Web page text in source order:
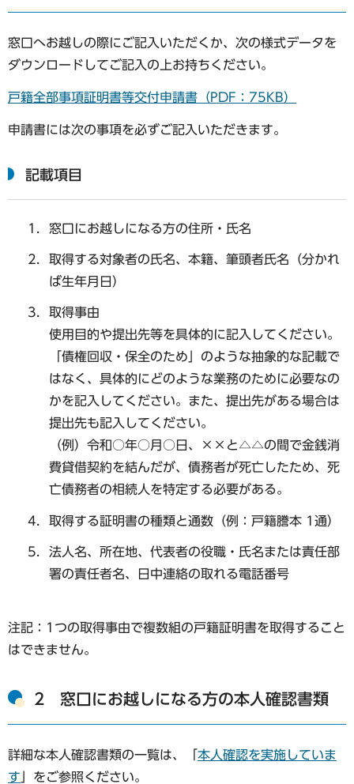
窓口へお越しの際にご記入いただくか、次の様式データを
ダウンロードしてご記入の上お持ちください。
戸籍全部事項証明書等交付申請書（PDF：75KB）
申請書には次の事項を必ずご記入いただきます。
記載項目
窓口にお越しになる方の住所・氏名
取得する対象者の氏名、本籍、筆頭者氏名（分かれ
ば生年月日）
取得事由
使用目的や提出先等を具体的に記入してください。
「債権回収・保全のため」のような抽象的な記載で
はなく、具体的にどのような業務のために必要なの
かを記入してください。また、提出先がある場合は
提出先も記入してください。
（例）令和○年○月○日、××と△△の間で金銭消
費貸借契約を結んだが、債務者が死亡したため、死
亡債務者の相続人を特定する必要がある。
取得する証明書の種類と通数（例：戸籍謄本 1通）
法人名、所在地、代表者の役職・氏名または責任部
署の責任者名、日中連絡の取れる電話番号
注記：1つの取得事由で複数組の戸籍証明書を取得すること
はできません。
2 窓口にお越しになる方の本人確認書類
詳細な本人確認書類の一覧は、「 本人確認を実施していま
す 」をご参照ください。